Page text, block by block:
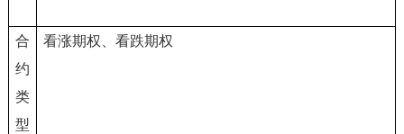
合
约
类
型
看涨期权、看跌期权